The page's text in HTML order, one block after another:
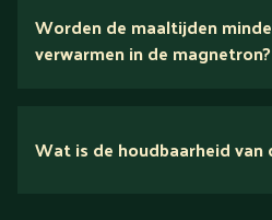
Worden de maaltijden
verwarmen in de magnetron?
Wat is de houdbaarheid van